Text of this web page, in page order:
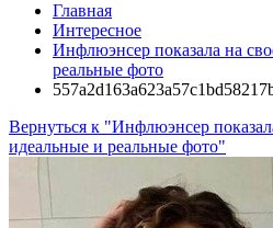
Главная
Интересное
Инфлюэнсер показала на
реальные фото
Вернуться к "Инфлюэнсер
идеальные и реальные фото"